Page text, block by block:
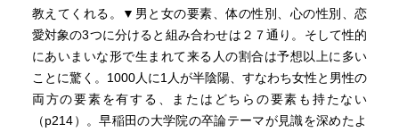
教えてくれる。▼男と女の要素、体の性別、心の性別、恋
愛対象の3つに分けると組み合わせは２７通り。そして性的
にあいまいな形で生まれて来る人の割合は予想以上に多い
ことに驚く。1000人に1人が半陰陽、すなわち女性と男性の
両方の要素を有する、またはどちらの要素も持たない
（p214）。早稲田の大学院の卒論テーマが見識を深めたよ